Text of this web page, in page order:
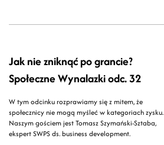
Jak nie zniknąć po grancie?
Społeczne Wynalazki odc. 32
W tym odcinku rozprawiamy się z mitem, że
społecznicy nie mogą myśleć w kategoriach zysku.
Naszym gościem jest Tomasz Szymański-Sztaba,
ekspert SWPS ds. business development.